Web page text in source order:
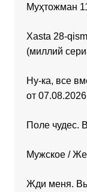
Муҳтожман
Xasta 28-
(миллий
Ну-ка, все
от 07.08.2026
Поле чудес.
Мужское /
Жди меня.